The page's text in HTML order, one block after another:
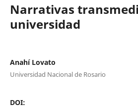
Narrativas
universidad
Anahí Lovato
Universidad Nacional de Rosario
DOI: